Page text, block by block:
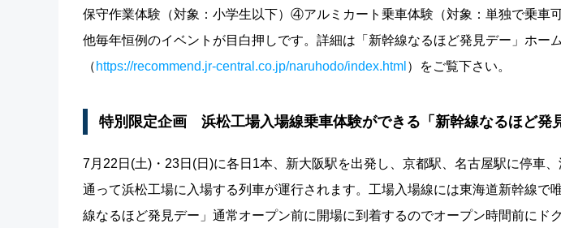
保守作業体験（対象：小学生以下）④アルミカート乗車体験（対象：単独で乗車
他毎年恒例のイベントが目白押しです。詳細は「新幹線なるほど発見デー」ホー
（ https://recommend.jr-central.co.jp/naruhodo/index.html ）をご覧下さい。
特別限定企画 浜松工場入場線乗車体験ができる「新幹線なるほど発
7月22日(土)・23日(日)に各日1本、新大阪駅を出発し、京都駅、名古屋駅に停車
通って浜松工場に入場する列車が運行されます。工場入場線には東海道新幹線で
線なるほど発見デー」通常オープン前に開場に到着するのでオープン時間前にド